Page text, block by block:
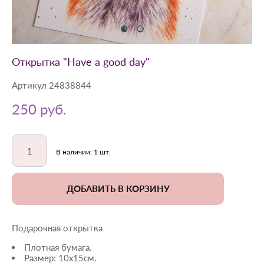
Открытка "Have a good day"
Артикул 24838844
250 pуб.
В наличии: 1 шт.
ДОБАВИТЬ В КОРЗИНУ
Подарочная открытка
Плотная бумага.
Размер: 10х15см.